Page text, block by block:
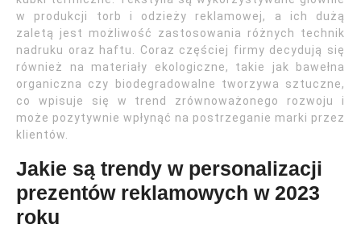
w produkcji torb i odzieży reklamowej, a ich dużą
zaletą jest możliwość zastosowania różnych technik
nadruku oraz haftu. Coraz częściej firmy decydują się
również na materiały ekologiczne, takie jak bawełna
organiczna czy biodegradowalne tworzywa sztuczne,
co wpisuje się w trend zrównoważonego rozwoju i
może pozytywnie wpłynąć na postrzeganie marki przez
klientów.
Jakie są trendy w personalizacji
prezentów reklamowych w 2023
roku